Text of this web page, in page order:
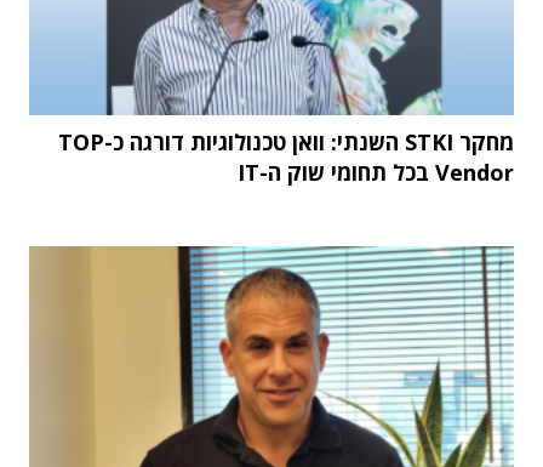
מחקר STKI השנתי: וואן טכנולוגיות דורגה כ-TOP
Vendor בכל תחומי שוק ה-IT